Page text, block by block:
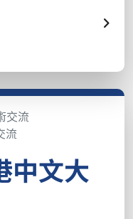
交流
流
中文大